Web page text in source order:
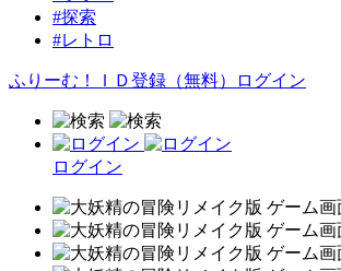
#探索
#レトロ
ふりーむ！ＩＤ登録（無料） ログイン
ログイン